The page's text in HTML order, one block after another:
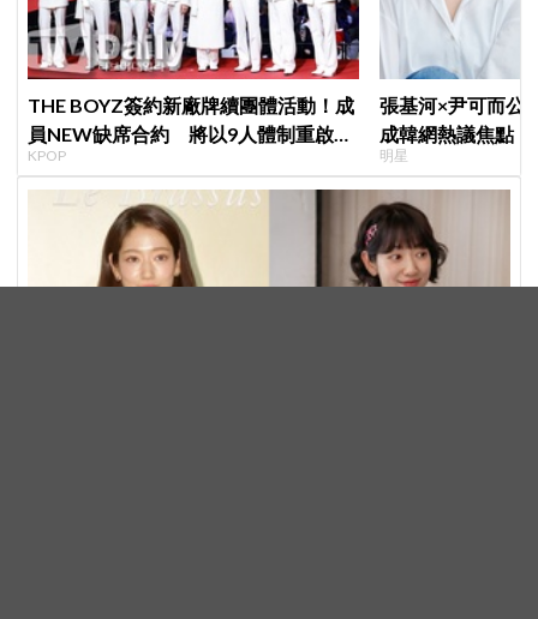
THE BOYZ簽約新廠牌續團體活動！成
員NEW缺席合約 將以9人體制重啟新
篇章
KPOP
張基河×尹可而公
成韓網熱議焦點
媽僅差5歲」
明星